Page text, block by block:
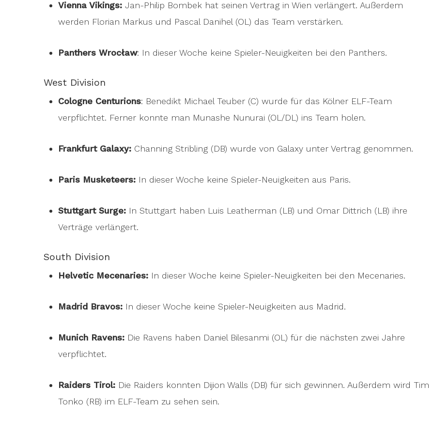
Vienna Vikings: Jan-Philip Bombek hat seinen Vertrag in Wien verlängert. Außerdem
werden Florian Markus und Pascal Danihel (OL) das Team verstärken.
Panthers Wrocław: In dieser Woche keine Spieler-Neuigkeiten bei den Panthers.
West Division
Cologne Centurions: Benedikt Michael Teuber (C) wurde für das Kölner ELF-Team
verpflichtet. Ferner konnte man Munashe Nunurai (OL/DL) ins Team holen.
Frankfurt Galaxy: Channing Stribling (DB) wurde von Galaxy unter Vertrag genommen.
Paris Musketeers: In dieser Woche keine Spieler-Neuigkeiten aus Paris.
Stuttgart Surge: In Stuttgart haben Luis Leatherman (LB) und Omar Dittrich (LB) ihre
Verträge verlängert.
South Division
Helvetic Mecenaries: In dieser Woche keine Spieler-Neuigkeiten bei den Mecenaries.
Madrid Bravos: In dieser Woche keine Spieler-Neuigkeiten aus Madrid.
Munich Ravens: Die Ravens haben Daniel Bilesanmi (OL) für die nächsten zwei Jahre
verpflichtet.
Raiders Tirol: Die Raiders konnten Dijion Walls (DB) für sich gewinnen. Außerdem wird Tim
Tonko (RB) im ELF-Team zu sehen sein.